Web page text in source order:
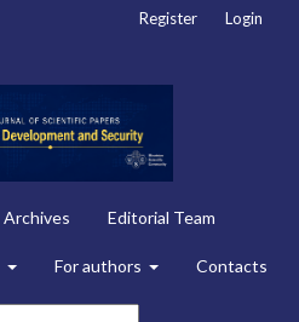
Archives Editorial Team
For authors Contacts
Register Login